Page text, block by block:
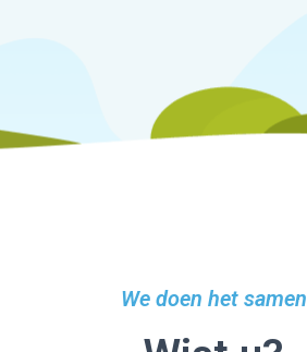
We doen het samen